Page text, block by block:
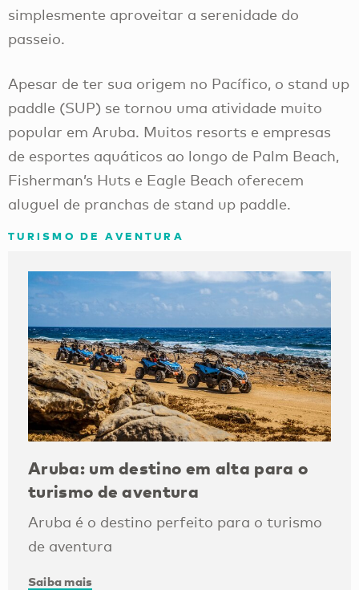
simplesmente aproveitar a serenidade do
passeio.
Apesar de ter sua origem no Pacífico, o stand up
paddle (SUP) se tornou uma atividade muito
popular em Aruba. Muitos resorts e empresas
de esportes aquáticos ao longo de Palm Beach,
Fisherman’s Huts e Eagle Beach oferecem
aluguel de pranchas de stand up paddle.
TURISMO DE AVENTURA
Aruba: um destino em alta para o
turismo de aventura
Aruba é o destino perfeito para o turismo
de aventura
Saiba mais